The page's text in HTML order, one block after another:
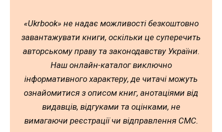
«Ukrbook» не надає можливості безкоштовно
завантажувати книги, оскільки це суперечить
авторському праву та законодавству України.
Наш онлайн-каталог виключно
інформативного характеру, де читачі можуть
ознайомитися з описом книг, анотаціями від
видавців, відгуками та оцінками, не
вимагаючи реєстрації чи відправлення СМС.